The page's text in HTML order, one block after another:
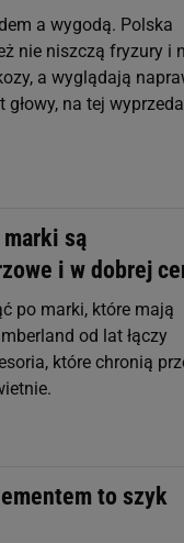
a wygodą. Polska
nie niszczą fryzury i
a wyglądają
na tej
są
i w dobrej
po marki, które mają
od lat łączy
które chronią
to szyk